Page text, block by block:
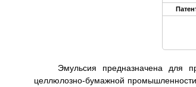
Эмульсия предназначена для
целлюлозно-бумажной